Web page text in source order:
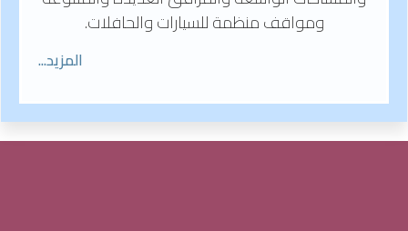
ومواقف منظمة للسيارات والحافلات.
المزيد...